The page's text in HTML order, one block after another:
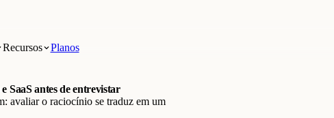
Recursos Planos
SaaS antes de entrevistar
avaliar o raciocínio se traduz em um